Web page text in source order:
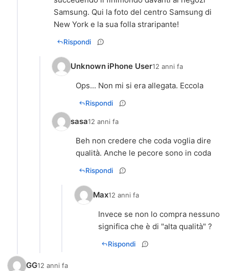
Samsung. Qui la foto del centro Samsung di
New York e la sua folla straripante!
Rispondi
Unknown iPhone User12 anni fa
Ops... Non mi si era allegata. Eccola
Rispondi
sasa12 anni fa
Beh non credere che coda voglia dire
qualità. Anche le pecore sono in coda
Rispondi
Max12 anni fa
Invece se non lo compra nessuno
significa che è di "alta qualità" ?
Rispondi
GG12 anni fa